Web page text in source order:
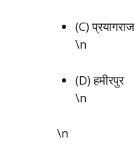
(C) प्रयागराज
\n
(D) हमीरपुर
\n
\n